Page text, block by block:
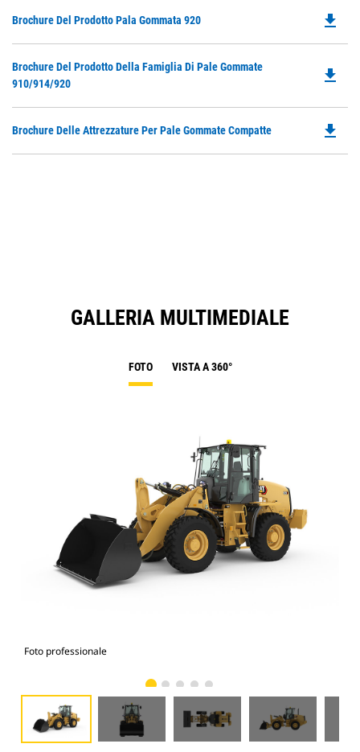
Brochure Del Prodotto Pala Gommata 920 file_download
Brochure Del Prodotto Della Famiglia Di Pale Gommate
910/914/920
file_download
Brochure Delle Attrezzature Per Pale Gommate Compatte file_download
GALLERIA MULTIMEDIALE
FOTO VISTA A 360°
Foto professionale